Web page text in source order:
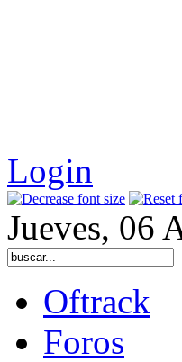
Login
Jueves, 06
Oftrack
Foros